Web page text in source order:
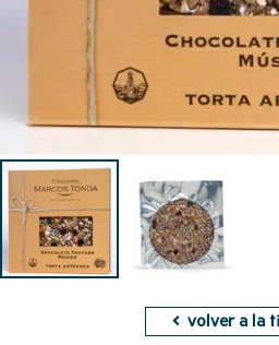
volver a la